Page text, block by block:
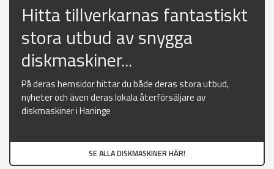
Hitta tillverkarnas fantastiskt
stora utbud av snygga
diskmaskiner...
På deras hemsidor hittar du både deras stora utbud,
nyheter och även deras lokala återförsäljare av
diskmaskiner i Haninge
SE ALLA DISKMASKINER HÄR!